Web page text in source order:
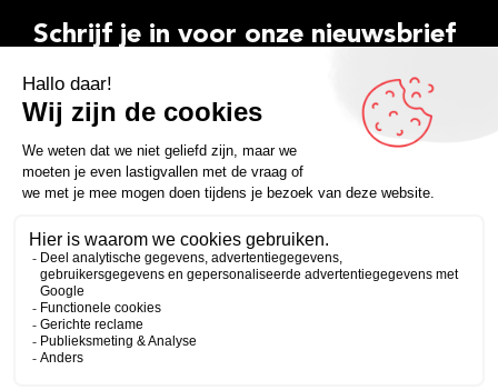
Schrijf je in voor onze nieuwsbrief
E-
mailadres
Inschrijven
FacebookInstagramLinkedInYouTubeSpotify
Copyright 2026